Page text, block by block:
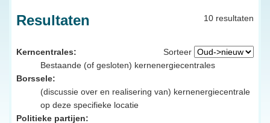
10 resultaten
Resultaten
Sorteer
Kerncentrales:
Bestaande (of gesloten) kernenergiecentrales
Borssele:
(discussie over en realisering van) kernenergiecentrale
op deze specifieke locatie
Politieke partijen: